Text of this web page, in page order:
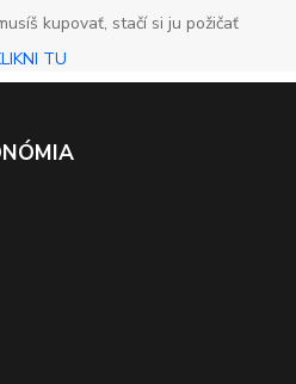
kupovať, stačí si ju požičať
TU